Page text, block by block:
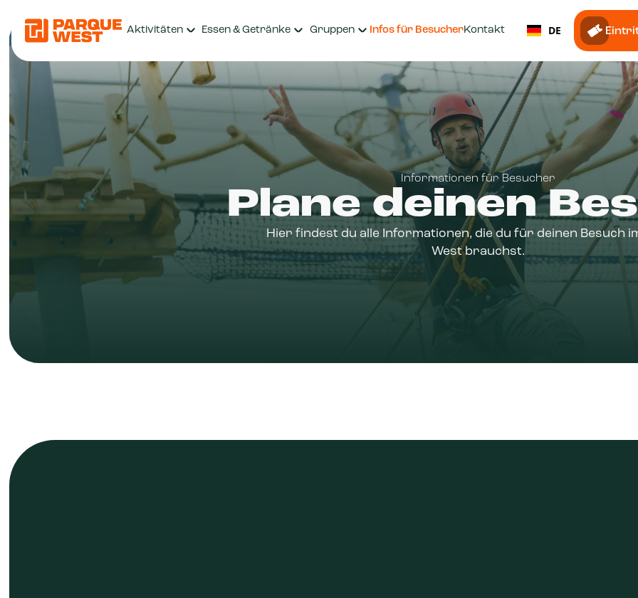
Aktivitäten Essen & Getränke Gruppen Infos für BesucherKontakt DE
Informationen für Besucher
Plane deinen
Hier findest du alle Informationen, die du für deinen Besuch
West brauchst.